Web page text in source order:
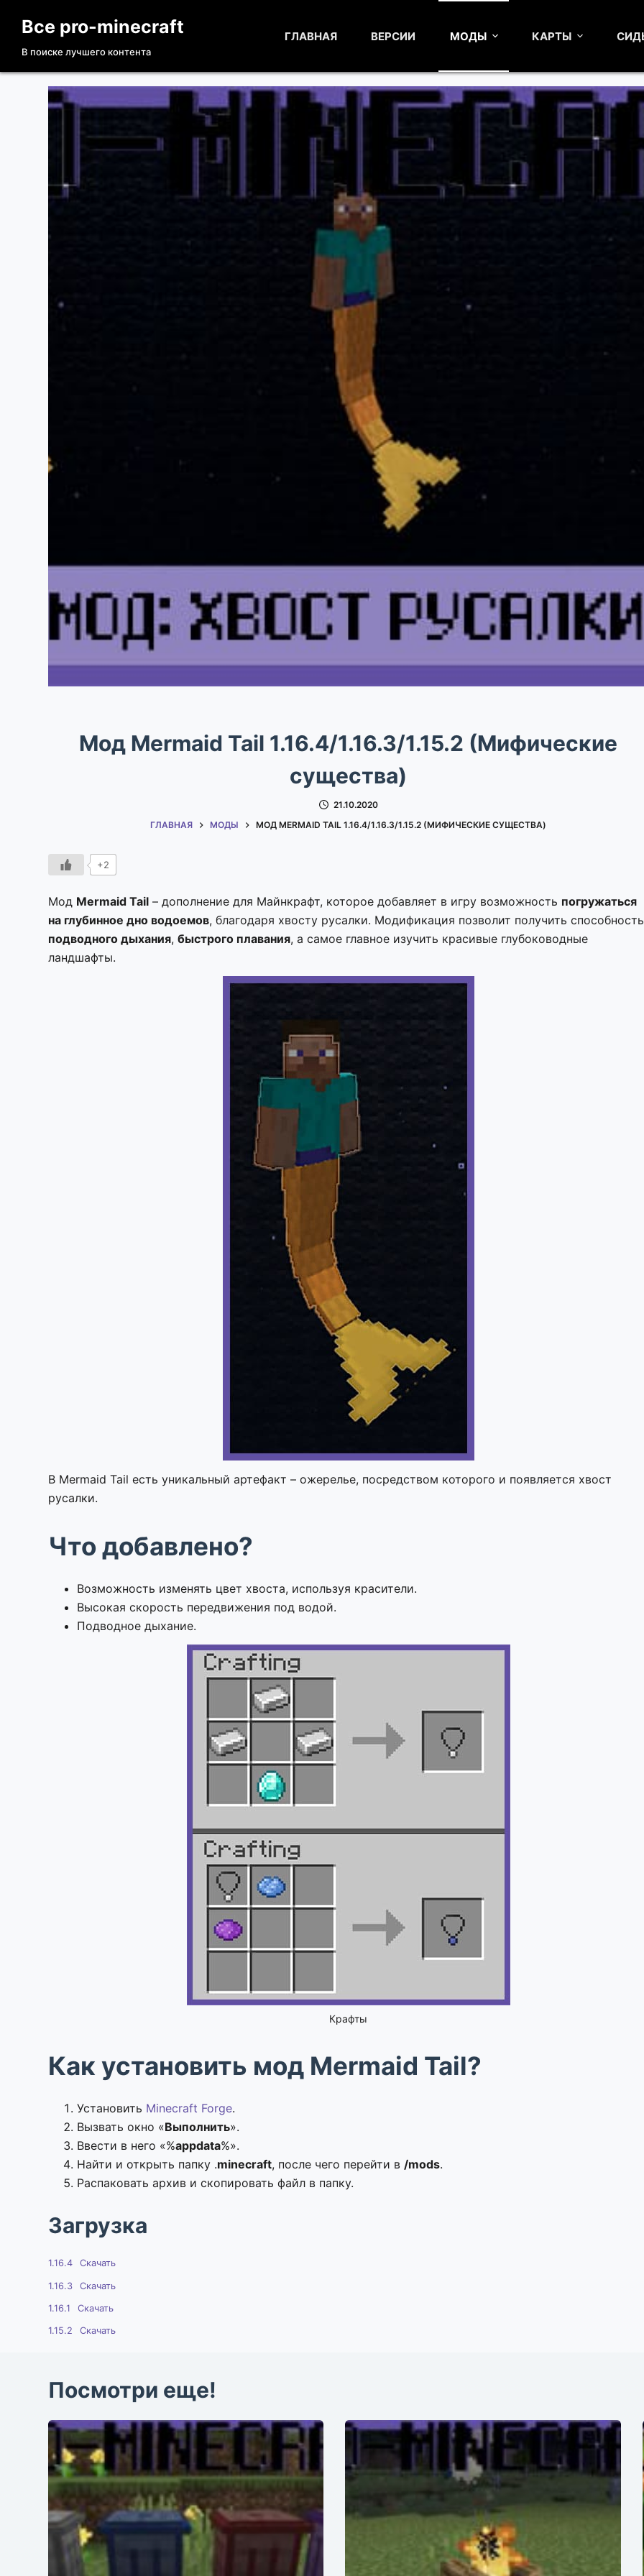
П
е
Все pro-minecraft
В поиске лучшего контента
ГЛАВНАЯ ВЕРСИИ МОДЫ КАРТЫ
Мод Mermaid Tail 1.16.4/1.16.3/1.15.2 (Мифические
существа)
21.10.2020
ГЛАВНАЯ
МОДЫ МОД MERMAID TAIL 1.16.4/1.16.3/1.15.2 (МИФИЧЕСКИЕ СУЩЕСТВА)
+2
Мод Mermaid Tail – дополнение для Майнкрафт, которое добавляет в игру возможность погружаться
на глубинное дно водоемов, благодаря хвосту русалки. Модификация позволит получить способность
подводного дыхания,быстрого плавания, а самое главное изучить красивые глубоководные
ландшафты.
В Mermaid Tail есть уникальный артефакт – ожерелье, посредством которого и появляется хвост
русалки.
Что добавлено?
Возможность изменять цвет хвоста, используя красители.
Высокая скорость передвижения под водой.
Подводное дыхание.
Крафты
Как установить мод Mermaid Tail?
Установить Minecraft Forge.
Вызвать окно «Выполнить».
Ввести в него «%appdata%».
Найти и открыть папку .minecraft, после чего перейти в/mods.
Распаковать архив и скопировать файл в папку.
Загрузка
1.16.4 Скачать
1.16.3 Скачать
1.16.1 Скачать
1.15.2 Скачать
Посмотри еще!